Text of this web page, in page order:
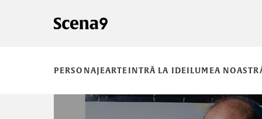
PERSONAJEARTEINTRĂ LA IDEILUMEA